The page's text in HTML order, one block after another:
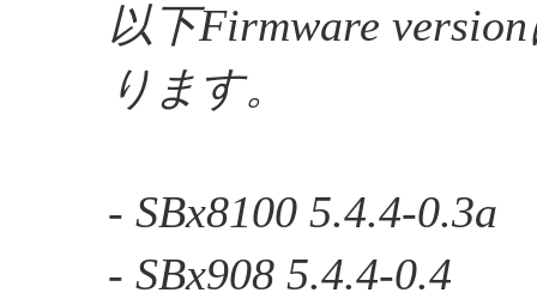
以下Firmware
ります。
- SBx8100 5.4.4-0.3a
- SBx908 5.4.4-0.4